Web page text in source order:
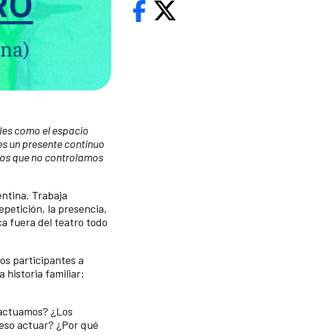
como el espacio
un presente continuo
que no controlamos
Trabaja
la presencia,
fuera del teatro todo
participantes a
historia familiar:
¿Los
actuar? ¿Por qué